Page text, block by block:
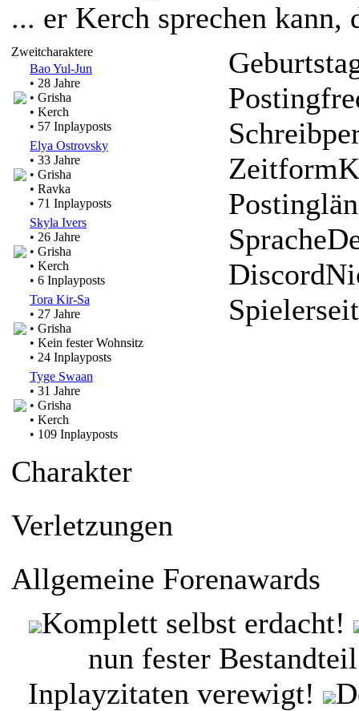
... er Kerch sprechen kann,
Zweitcharaktere
Bao Yul-Jun
• 28 Jahre
• Grisha
• Kerch
• 57 Inplayposts
Elya Ostrovsky
• 33 Jahre
• Grisha
• Ravka
• 71 Inplayposts
Skyla Ivers
• 26 Jahre
• Grisha
• Kerch
• 6 Inplayposts
Tora Kir-Sa
• 27 Jahre
• Grisha
• Kein fester Wohnsitz
• 24 Inplayposts
Tyge Swaan
• 31 Jahre
• Grisha
• Kerch
• 109 Inplayposts
Zeitform
Sprache
Discord
Charakter
Verletzungen
Allgemeine Forenawards
Komplett selbst erdacht!
nun fester
Inplayzitaten verewigt!